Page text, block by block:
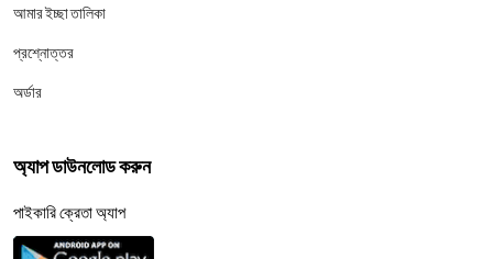
আমার ইচ্ছা তালিকা
প্রশ্নোত্তর
অর্ডার
অ্যাপ ডাউনলোড করুন
পাইকারি ক্রেতা অ্যাপ